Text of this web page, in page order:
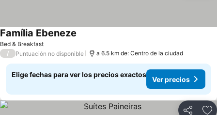
Bed & Breakfast
Família Ebeneze
/ Puntuación no disponible a 6.5 km de: Centro de la ciudad
Elige fechas para ver los precios exactos
Ver precios